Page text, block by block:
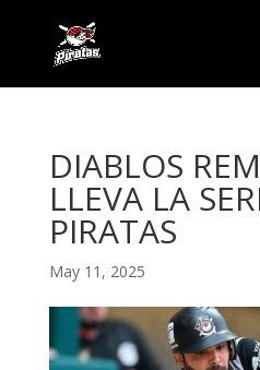
DIABLOS
LLEVA LA
PIRATAS
May 11, 2025